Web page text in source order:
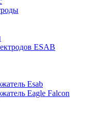
ESAB
Esab
Eagle Falcon